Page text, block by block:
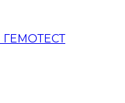
ГЕМОТЕСТ